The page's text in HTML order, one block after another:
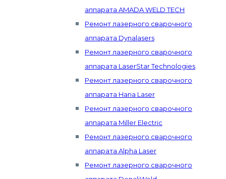
аппарата AMADA WELD TECH
Ремонт лазерного сварочного
аппарата Dynalasers
Ремонт лазерного сварочного
аппарата LaserStar Technologies
Ремонт лазерного сварочного
аппарата Hana Laser
Ремонт лазерного сварочного
аппарата Miller Electric
Ремонт лазерного сварочного
аппарата Alpha Laser
Ремонт лазерного сварочного